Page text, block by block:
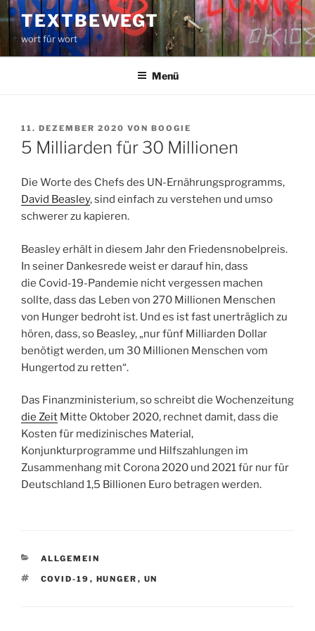
Zum
Inhalt
springen
TEXTBEWEGT
wort für wort
Menü
VERÖFFENTLICHT
AM
11. DEZEMBER 2020 VON BOOGIE
5 Milliarden für 30 Millionen
Die Worte des Chefs des UN-Ernährungsprogramms,
David Beasley, sind einfach zu verstehen und umso
schwerer zu kapieren.
Beasley erhält in diesem Jahr den Friedensnobelpreis.
In seiner Dankesrede weist er darauf hin, dass
die Covid-19-Pandemie nicht vergessen machen
sollte, dass das Leben von 270 Millionen Menschen
von Hunger bedroht ist. Und es ist fast unerträglich zu
hören, dass, so Beasley, „nur fünf Milliarden Dollar
benötigt werden, um 30 Millionen Menschen vom
Hungertod zu retten“.
Das Finanzministerium, so schreibt die Wochenzeitung
die Zeit Mitte Oktober 2020, rechnet damit, dass die
Kosten für medizinisches Material,
Konjunkturprogramme und Hilfszahlungen im
Zusammenhang mit Corona 2020 und 2021 für nur für
Deutschland 1,5 Billionen Euro betragen werden.
KATEGORIEN
ALLGEMEIN
SCHLAGWÖRTER
COVID-19 , HUNGER , UN